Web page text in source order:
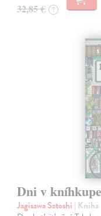
32,85 € ?
Dni v
Jagisawa Satoshi | Kniha